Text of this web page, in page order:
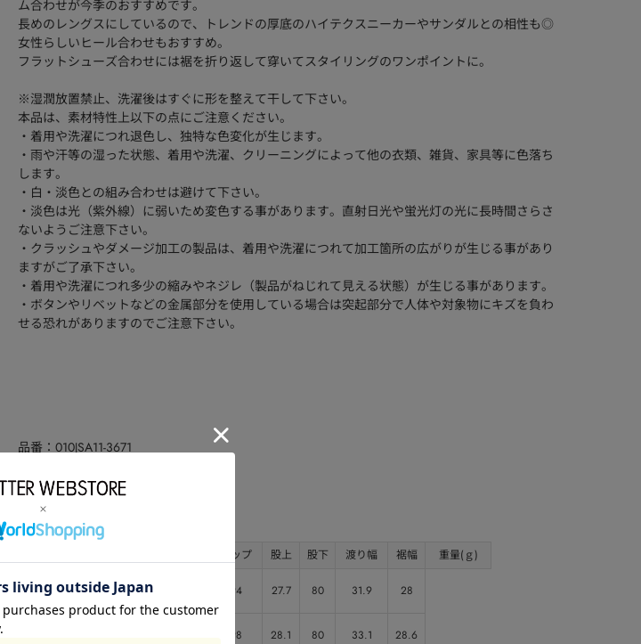
ム合わせが今季のおすすめです。
長めのレングスにしているので、トレンドの厚底のハイテクスニーカーやサンダルとの相性も◎
女性らしいヒール合わせもおすすめ。
フラットシューズ合わせには裾を折り返して穿いてスタイリングのワンポイントに。
※湿潤放置禁止、洗濯後はすぐに形を整えて干して下さい。
本品は、素材特性上以下の点にご注意ください。
・着用や洗濯につれ退色し、独特な色変化が生じます。
・雨や汗等の湿った状態、着用や洗濯、クリーニングによって他の衣類、雑貨、家具等に色落ち
します。
・白・淡色との組み合わせは避けて下さい。
・淡色は光（紫外線）に弱いため変色する事があります。直射日光や蛍光灯の光に長時間さらさ
ないようご注意下さい。
・クラッシュやダメージ加工の製品は、着用や洗濯につれて加工箇所の広がりが生じる事があり
ますがご了承下さい。
・着用や洗濯につれ多少の縮みやネジレ（製品がねじれて見える状態）が生じる事があります。
・ボタンやリベットなどの金属部分を使用している場合は突起部分で人体や対象物にキズを負わ
せる恐れがありますのでご注意下さい。
品番 010JSA11-3671
洗濯表示
サイズ
ヒップ 股上 股下 渡り幅 裾幅 重量(ｇ)
0 94 27.7 80 31.9 28
98 28.1 80 33.1 28.6